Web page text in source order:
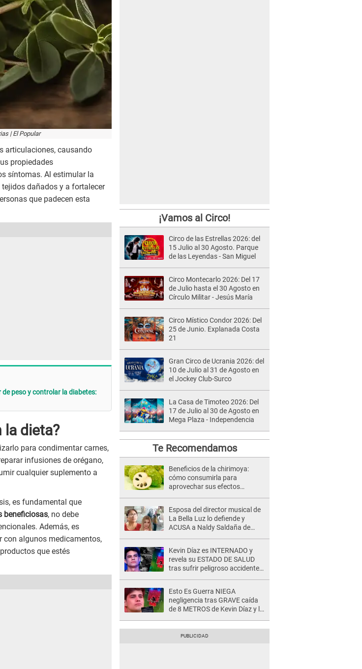
| El Popular
articulaciones, causando
propiedades
síntomas. Al estimular la
dañados y a fortalecer
que padecen esta
peso y controlar la diabetes:
la dieta?
para condimentar carnes,
infusiones de orégano,
cualquier suplemento a
es fundamental que
beneficiosas, no debe
Además, es
con algunos medicamentos,
que estés
¡Vamos al Circo!
Circo de las Estrellas 2026: del
15 Julio al 30 Agosto. Parque
de las Leyendas - San Miguel
Circo Montecarlo 2026: Del 17
de Julio hasta el 30 Agosto en
Círculo Militar - Jesús María
Circo Místico Condor 2026: Del
25 de Junio. Explanada Costa
21
Gran Circo de Ucrania 2026: del
10 de Julio al 31 de Agosto en
el Jockey Club-Surco
La Casa de Timoteo 2026: Del
17 de Julio al 30 de Agosto en
Mega Plaza - Independencia
Te Recomendamos
Beneficios de la chirimoya:
cómo consumirla para
aprovechar sus efectos
Esposa del director musical de
La Bella Luz lo defiende y
ACUSA a Naldy Saldaña de
Kevin Díaz es INTERNADO y
revela su ESTADO DE SALUD
tras sufrir peligroso accidente
Esto Es Guerra NIEGA
negligencia tras GRAVE caída
de 8 METROS de Kevin Díaz y lo